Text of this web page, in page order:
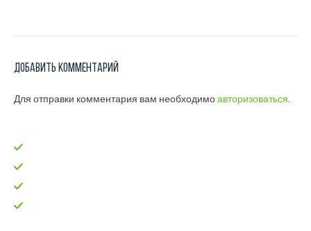
Добавить комментарий
Для отправки комментария вам необходимо авторизоваться